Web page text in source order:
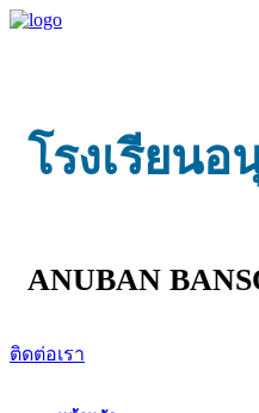
โรงเรียน
ANUBAN
ติดต่อเรา